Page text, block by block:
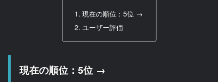
現在の順位：5位 →
ユーザー評価
現在の順位：5位 →